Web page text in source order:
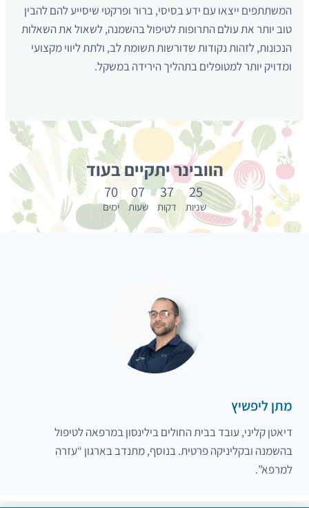
המשתתפים ייצאו עם ידע בסיסי, ברור ופרקטי שיסייע להם להבין
טוב יותר את עולם התרופות לטיפול בהשמנה, לשאול את השאלות
הנכונות, לזהות נקודות שדורשות תשומת לב, ולתת ליווי מקצועי
ומדויק יותר למטופלים בתהליך הירידה במשקל.
הוובינר יתקיים בעוד
70
ימים
07
שעות
37
דקות
24
שניות
מתן ליפשיץ
דיאטן קליני, עובד בבית החולים בילינסון במרפאה לטיפול
בהשמנה ובקליניקה פרטית. בנוסף, מתנדב בארגון “עזרה
למרפא”.